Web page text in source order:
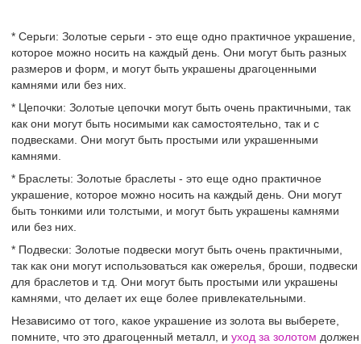
* Серьги: Золотые серьги - это еще одно практичное украшение,
которое можно носить на каждый день. Они могут быть разных
размеров и форм, и могут быть украшены драгоценными
камнями или без них.
* Цепочки: Золотые цепочки могут быть очень практичными, так
как они могут быть носимыми как самостоятельно, так и с
подвесками. Они могут быть простыми или украшенными
камнями.
* Браслеты: Золотые браслеты - это еще одно практичное
украшение, которое можно носить на каждый день. Они могут
быть тонкими или толстыми, и могут быть украшены камнями
или без них.
* Подвески: Золотые подвески могут быть очень практичными,
так как они могут использоваться как ожерелья, броши, подвески
для браслетов и т.д. Они могут быть простыми или украшены
камнями, что делает их еще более привлекательными.
Независимо от того, какое украшение из золота вы выберете,
помните, что это драгоценный металл, и уход за золотом должен